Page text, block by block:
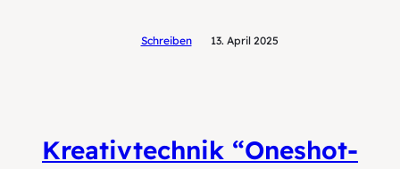
Schreiben 13. April 2025
Kreativtechnik “Oneshot-